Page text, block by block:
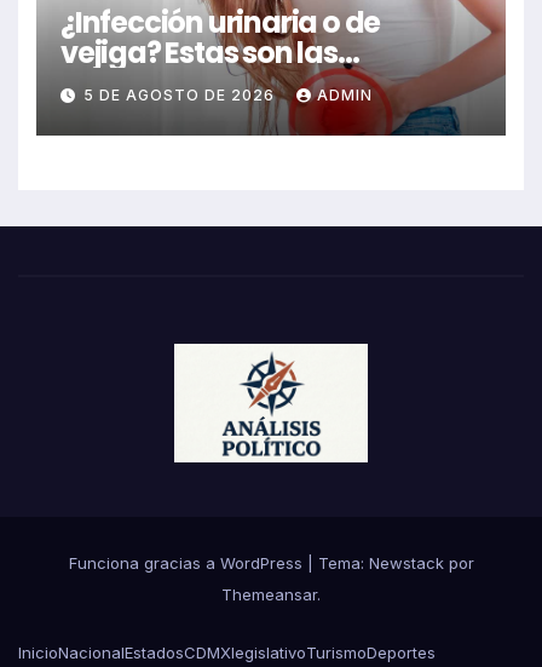
¿Infección urinaria o de
vejiga? Estas son las
diferencias y las señales de
alerta que no debes ignorar
5 DE AGOSTO DE 2026 ADMIN
Funciona gracias a WordPress Tema: Newstackpor
Themeansar.
InicioNacionalEstadosCDMXlegislativoTurismoDeportes